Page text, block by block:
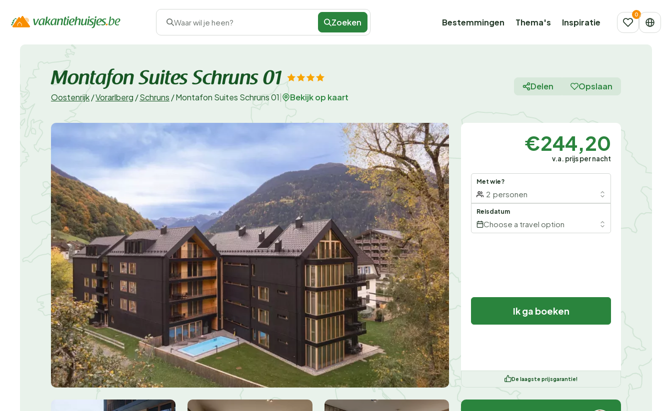
Waar wil je heen? Zoeken Bestemmingen Thema's Inspiratie
Montafon Suites Schruns 01
Oostenrijk/Vorarlberg /Schruns /Montafon Suites Schruns 01 Bekijk op kaart
Delen Opslaan
€244,20
v.a. prijs per nacht
Met wie?
2 personen
Reisdatum
Choose a travel option
Ik ga boeken
De laagste prijsgarantie!